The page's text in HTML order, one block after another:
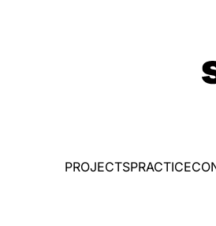
PROJECTSPRACTICE